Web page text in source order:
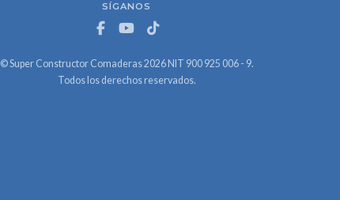
SÍGANOS
© Super Constructor Comaderas 2026 NIT 900 925 006 - 9.
Todos los derechos reservados.